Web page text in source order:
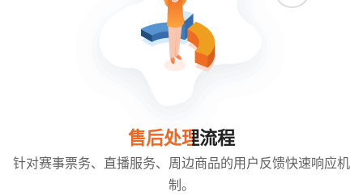
售后处理流程
针对赛事票务、直播服务、周边商品的用户反馈快速响应机
制。